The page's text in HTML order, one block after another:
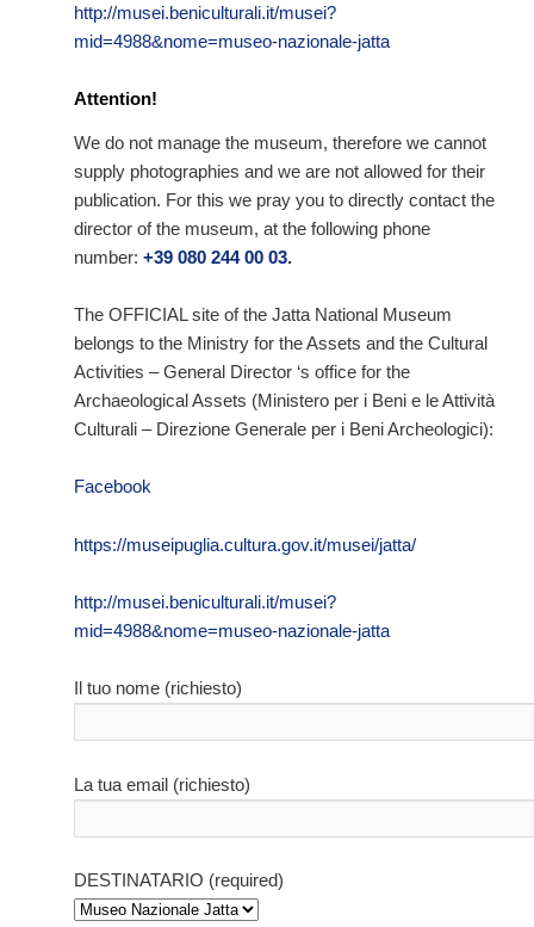
http://musei.beniculturali.it/musei?
mid=4988&nome=museo-nazionale-jatta
Attention!
We do not manage the museum, therefore we cannot
supply photographies and we are not allowed for their
publication. For this we pray you to directly contact the
director of the museum, at the following phone
number: +39 080 244 00 03.
The OFFICIAL site of the Jatta National Museum
belongs to the Ministry for the Assets and the Cultural
Activities – General Director ‘s office for the
Archaeological Assets (Ministero per i Beni e le Attività
Culturali – Direzione Generale per i Beni Archeologici):
Facebook
https://museipuglia.cultura.gov.it/musei/jatta/
http://musei.beniculturali.it/musei?
mid=4988&nome=museo-nazionale-jatta
Il tuo nome (richiesto)
La tua email (richiesto)
DESTINATARIO (required)